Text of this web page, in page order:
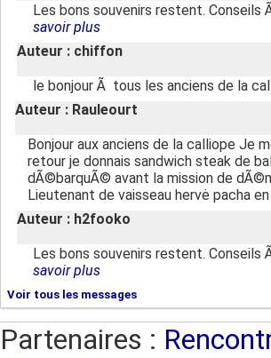
Les bons souvenirs restent.
savoir plus
Auteur : chiffon
le bonjour Ã tous les anciens de la
Auteur : Rauleourt
Bonjour aux anciens de la calliope Je
retour je donnais sandwich steak de
dÃ©barquÃ© avant la mission de
Lieutenant de vaisseau hervė pacha
Auteur : h2fooko
Les bons souvenirs restent.
savoir plus
Voir tous les messages
Partenaires :